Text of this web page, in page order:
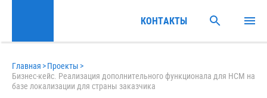
Главная >Проекты >
Бизнес-кейс. Реализация дополнительного функционала для HCM на
базе локализации для страны заказчика
КОНТАКТЫ